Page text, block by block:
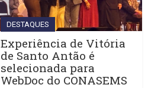
DESTAQUES
Experiência de Vitória
de Santo Antão é
selecionada para
WebDoc do CONASEMS